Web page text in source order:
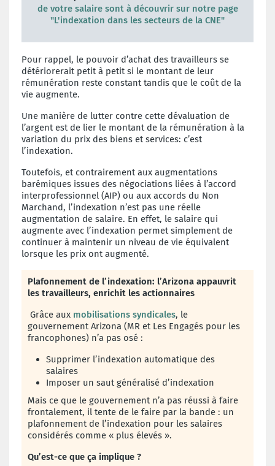
de votre salaire sont à découvrir sur notre page
"L'indexation dans les secteurs de la CNE"
Pour rappel, le pouvoir d’achat des travailleurs se
détériorerait petit à petit si le montant de leur
rémunération reste constant tandis que le coût de la
vie augmente.
Une manière de lutter contre cette dévaluation de
l’argent est de lier le montant de la rémunération à la
variation du prix des biens et services: c’est
l’indexation.
Toutefois, et contrairement aux augmentations
barémiques issues des négociations liées à l’accord
interprofessionnel (AIP) ou aux accords du Non
Marchand, l’indexation n’est pas une réelle
augmentation de salaire. En effet, le salaire qui
augmente avec l’indexation permet simplement de
continuer à maintenir un niveau de vie équivalent
lorsque les prix ont augmenté.
Plafonnement de l’indexation: l’Arizona appauvrit
les travailleurs, enrichit les actionnaires
Grâce aux mobilisations syndicales, le
gouvernement Arizona (MR et Les Engagés pour les
francophones) n’a pas osé :
Supprimer l’indexation automatique des
salaires
Imposer un saut généralisé d’indexation
Mais ce que le gouvernement n’a pas réussi à faire
frontalement, il tente de le faire par la bande : un
plafonnement de l’indexation pour les salaires
considérés comme « plus élevés ».
Qu’est-ce que ça implique ?